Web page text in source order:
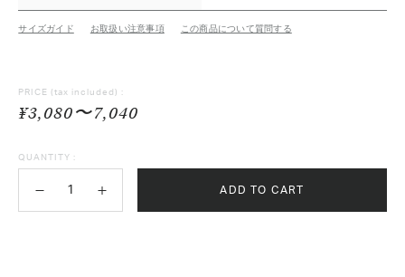
サイズガイド お取扱い注意事項 この商品について質問する
PRICE (tax included) :
¥3,080〜7,040
QUANTITY :
ADD TO CART